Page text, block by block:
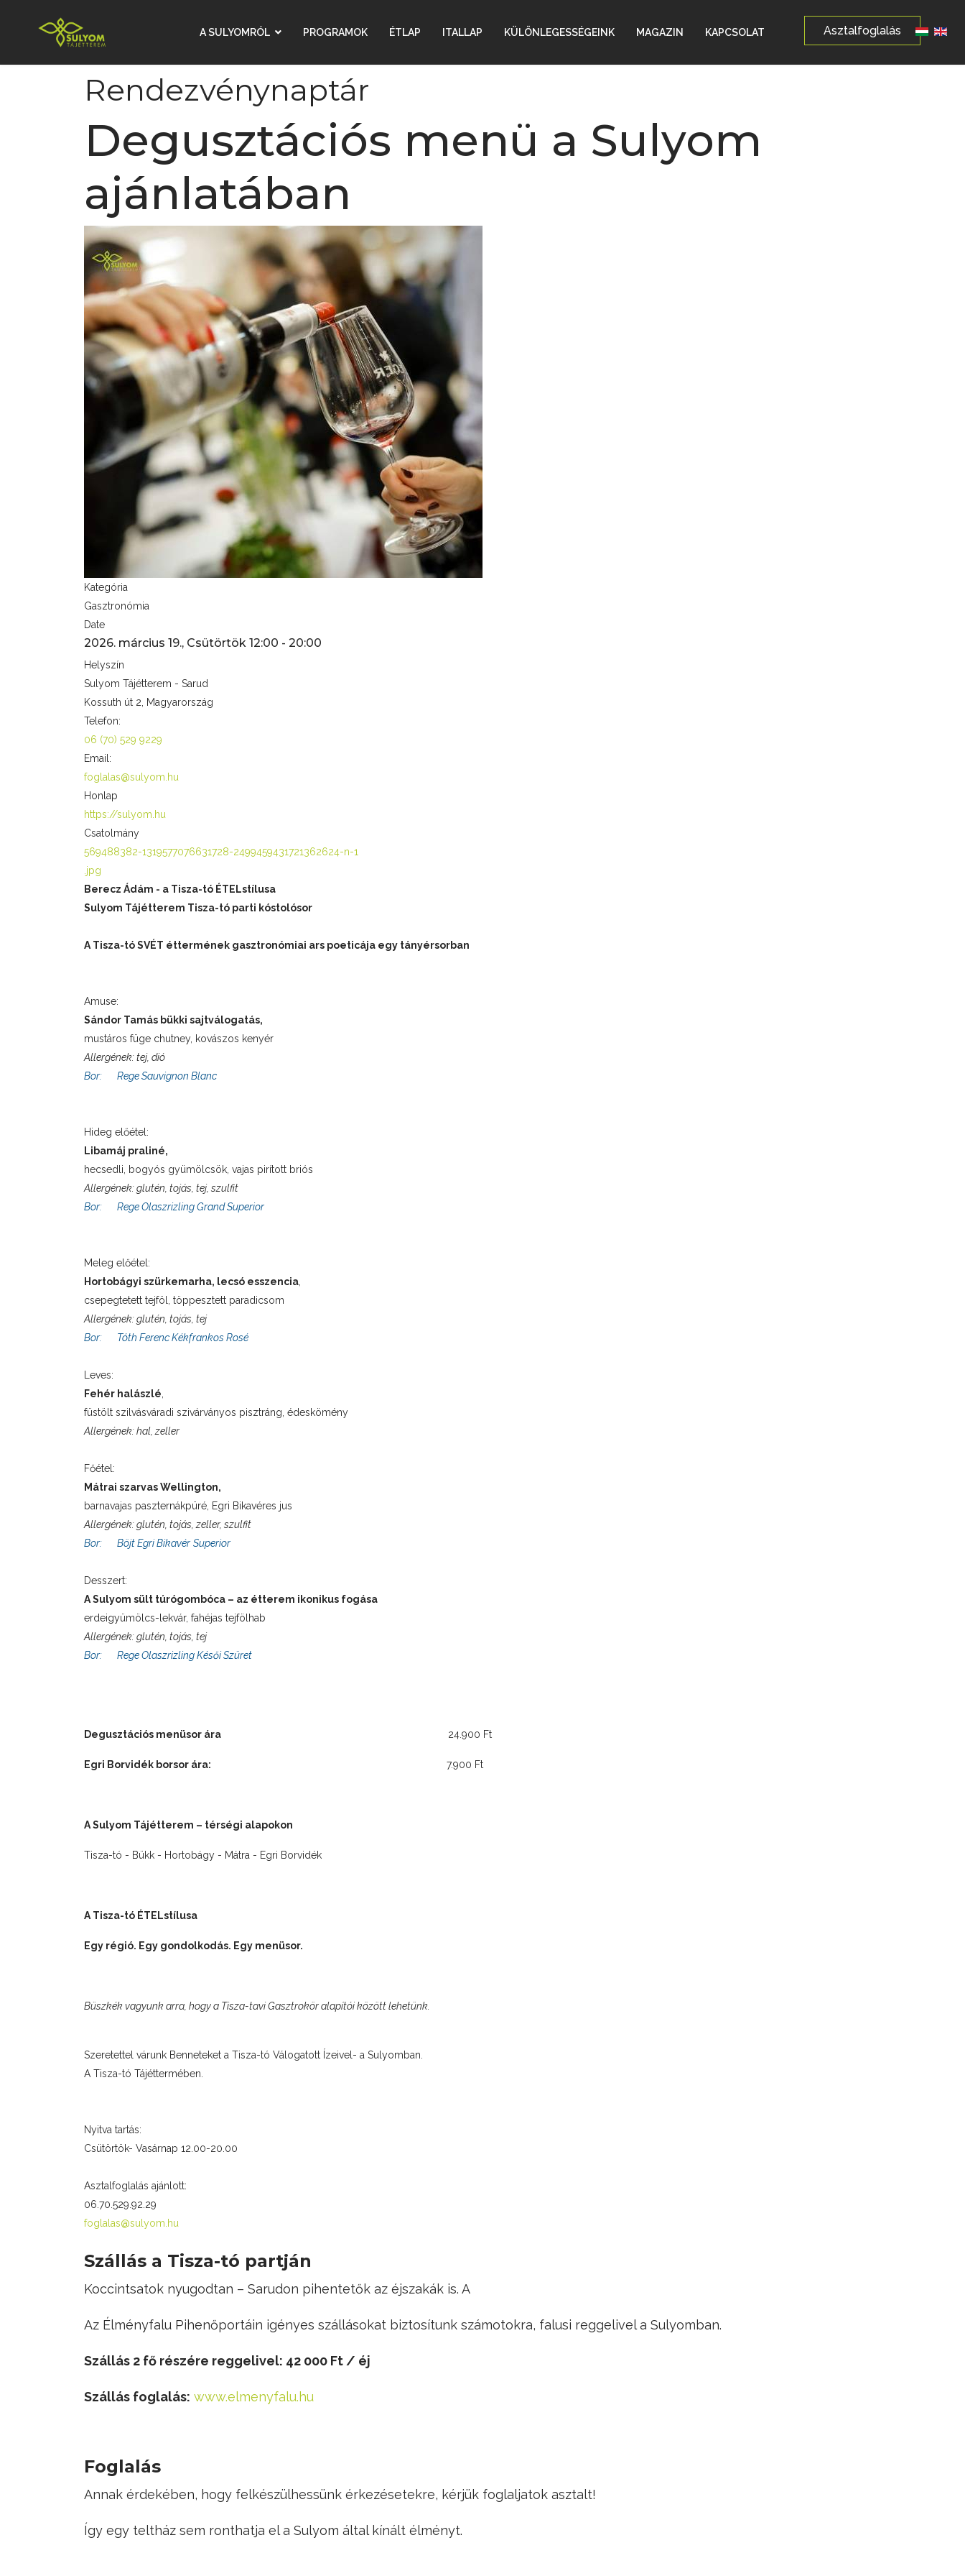
A SULYOMRÓL PROGRAMOK ÉTLAP ITALLAP KÜLÖNLEGESSÉGEINK MAGAZIN KAPCSOLAT Asztalfoglalás
Rendezvénynaptár
Degusztációs menü a Sulyom
ajánlatában
Kategória
Gasztronómia
Date
2026. március 19., Csütörtök 12:00 - 20:00
Helyszín
Sulyom Tájétterem - Sarud
Kossuth út 2, Magyarország
Telefon:
06 (70) 529 9229
Email:
foglalas@sulyom.hu
Honlap
https://sulyom.hu
Csatolmány
569488382-1319577076631728-2499459431721362624-n-1
.jpg
Berecz Ádám - a Tisza-tó ÉTELstílusa
Sulyom Tájétterem Tisza-tó parti kóstolósor
A Tisza-tó SVÉT éttermének gasztronómiai ars poeticája egy tányérsorban
Amuse:
Sándor Tamás bükki sajtválogatás,
mustáros füge chutney, kovászos kenyér
Allergének: tej, dió
Bor:
Rege Sauvignon Blanc
Hideg előétel:
Libamáj praliné,
hecsedli, bogyós gyümölcsök, vajas pirított briós
Allergének: glutén, tojás, tej, szulfit
Bor:
Rege Olaszrizling Grand Superior
Meleg előétel:
Hortobágyi szürkemarha, lecsó esszencia
csepegtetett tejföl, töppesztett paradicsom
Allergének: glutén, tojás, tej
Bor:
Tóth Ferenc Kékfrankos Rosé
Leves:
Fehér halászlé
füstölt szilvásváradi szivárványos pisztráng, édeskömény
Allergének: hal, zeller
Főétel:
Mátrai szarvas Wellington,
barnavajas paszternákpüré, Egri Bikavéres jus
Allergének: glutén, tojás, zeller, szulfit
Bor:
Böjt Egri Bikavér Superior
Desszert:
A Sulyom sült túrógombóca – az étterem ikonikus fogása
erdeigyümölcs-lekvár, fahéjas tejfölhab
Allergének: glutén, tojás, tej
Bor:
Rege Olaszrizling Késői Szüret
Degusztációs menüsor ára 24.900 Ft
Egri Borvidék borsor ára: 7.900 Ft
A Sulyom Tájétterem – térségi alapokon
Tisza-tó - Bükk - Hortobágy - Mátra - Egri Borvidék
A Tisza-tó ÉTELstílusa
Egy régió. Egy gondolkodás. Egy menüsor.
Büszkék vagyunk arra, hogy a Tisza-tavi Gasztrokör alapítói között lehetünk.
Szeretettel várunk Benneteket a Tisza-tó Válogatott Ízeivel- a Sulyomban.
A Tisza-tó Tájéttermében.
Nyitva tartás:
Csütörtök- Vasárnap 12.00-20.00
Asztalfoglalás ajánlott:
06.70.529.92.29
foglalas@sulyom.hu
Szállás a Tisza-tó partján
Koccintsatok nyugodtan – Sarudon pihentetők az éjszakák is. A
Az Élményfalu Pihenőportáin igényes szállásokat biztosítunk számotokra, falusi reggelivel a Sulyomban.
Szállás 2 fő részére reggelivel: 42 000 Ft / éj
Szállás foglalás: www.elmenyfalu.hu
Foglalás
Annak érdekében, hogy felkészülhessünk érkezésetekre, kérjük foglaljatok asztalt!
Így egy teltház sem ronthatja el a Sulyom által kínált élményt.